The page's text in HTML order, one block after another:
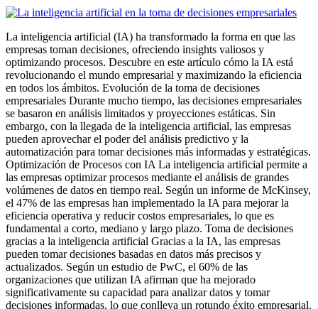
La inteligencia artificial (IA) ha transformado la forma en que las
empresas toman decisiones, ofreciendo insights valiosos y
optimizando procesos. Descubre en este artículo cómo la IA está
revolucionando el mundo empresarial y maximizando la eficiencia
en todos los ámbitos. Evolución de la toma de decisiones
empresariales Durante mucho tiempo, las decisiones empresariales
se basaron en análisis limitados y proyecciones estáticas. Sin
embargo, con la llegada de la inteligencia artificial, las empresas
pueden aprovechar el poder del análisis predictivo y la
automatización para tomar decisiones más informadas y estratégicas.
Optimización de Procesos con IA La inteligencia artificial permite a
las empresas optimizar procesos mediante el análisis de grandes
volúmenes de datos en tiempo real. Según un informe de McKinsey,
el 47% de las empresas han implementado la IA para mejorar la
eficiencia operativa y reducir costos empresariales, lo que es
fundamental a corto, mediano y largo plazo. Toma de decisiones
gracias a la inteligencia artificial Gracias a la IA, las empresas
pueden tomar decisiones basadas en datos más precisos y
actualizados. Según un estudio de PwC, el 60% de las
organizaciones que utilizan IA afirman que ha mejorado
significativamente su capacidad para analizar datos y tomar
decisiones informadas, lo que conlleva un rotundo éxito empresarial.